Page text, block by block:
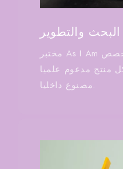
البحث والتطوير
مختبر As I Am في الولايات المتحدة متخصص
منتج مدعوم علميا
مصنوع داخليا.